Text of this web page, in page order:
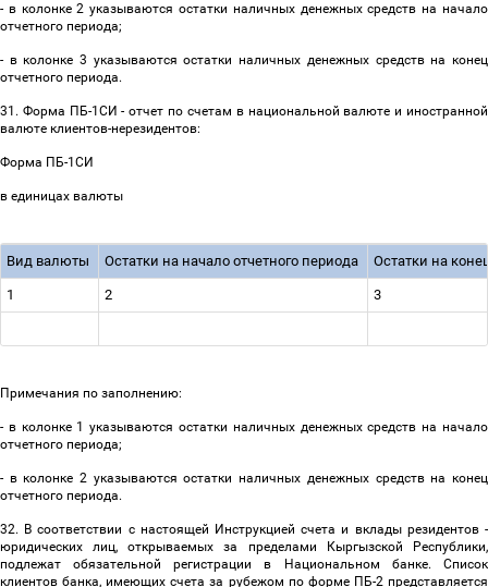
- в колонке 2 указываются остатки наличных денежных средств на начало
отчетного периода;
- в колонке 3 указываются остатки наличных денежных средств на конец
отчетного периода.
31. Форма ПБ-1СИ - отчет по счетам в национальной валюте и иностранной
валюте клиентов-нерезидентов:
Форма ПБ-1СИ
в единицах валюты
Вид валюты Остатки на начало отчетного периода Остатки на
1 2 3
Примечания по заполнению:
- в колонке 1 указываются остатки наличных денежных средств на начало
отчетного периода;
- в колонке 2 указываются остатки наличных денежных средств на конец
отчетного периода.
32. В соответствии с настоящей Инструкцией счета и вклады резидентов -
юридических лиц, открываемых за пределами Кыргызской Республики,
подлежат обязательной регистрации в Национальном банке. Список
клиентов банка, имеющих счета за рубежом по форме ПБ-2 представляется